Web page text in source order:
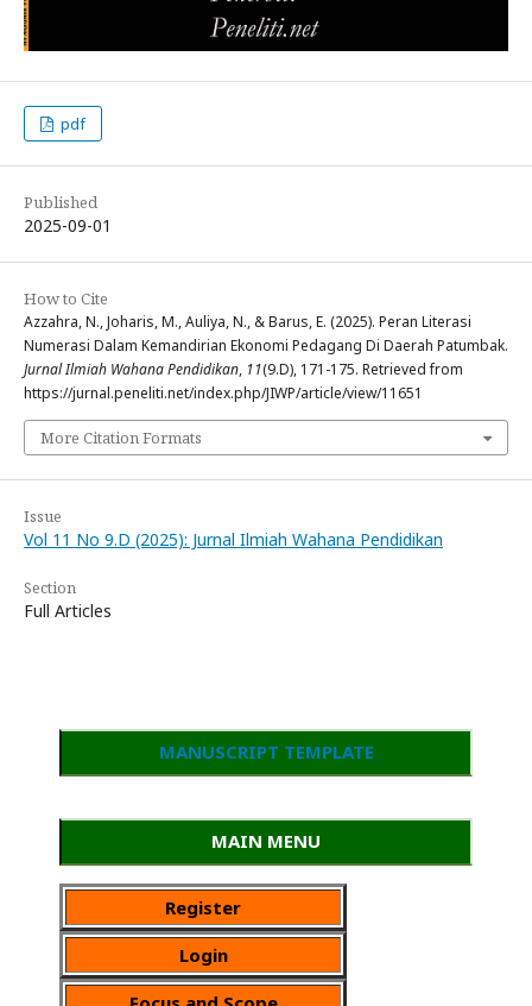
pdf
Published
2025-09-01
How to Cite
Azzahra, N., Joharis, M., Auliya, N., & Barus, E. (2025). Peran Literasi
Numerasi Dalam Kemandirian Ekonomi Pedagang Di Daerah Patumbak.
Jurnal Ilmiah Wahana Pendidikan, 11(9.D), 171-175. Retrieved from
https://jurnal.peneliti.net/index.php/JIWP/article/view/11651
More Citation Formats
Issue
Vol 11 No 9.D (2025): Jurnal Ilmiah Wahana Pendidikan
Section
Full Articles
MANUSCRIPT TEMPLATE
MAIN MENU
Register
Login